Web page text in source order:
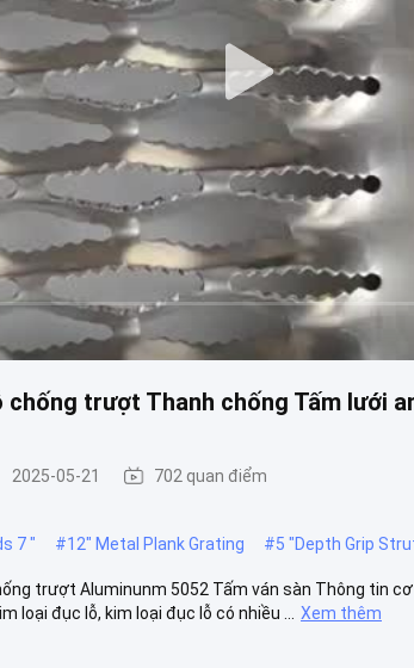
trượt Thanh chống Tấm lưới
2025-05-21 702 quan điểm
7 " #12" Metal Plank Grating #5 "Depth Grip
trượt Aluminunm 5052 Tấm ván sàn Thông tin
đục lỗ, kim loại đục lỗ có nhiều ...
Xem thêm